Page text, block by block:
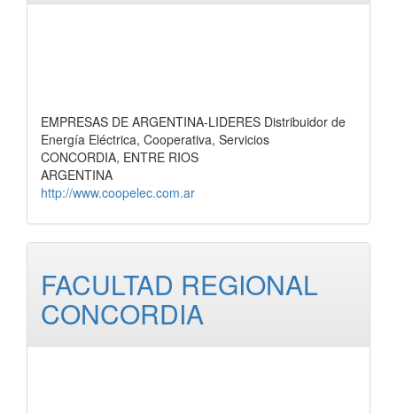
EMPRESAS DE ARGENTINA-LIDERES Distribuidor de
Energía Eléctrica, Cooperativa, Servicios
CONCORDIA, ENTRE RIOS
ARGENTINA
http://www.coopelec.com.ar
FACULTAD REGIONAL
CONCORDIA